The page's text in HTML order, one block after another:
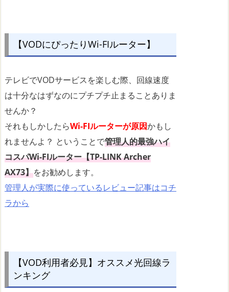
【VODにぴったりWi-FIルーター】
テレビでVODサービスを楽しむ際、回線速度
は十分なはずなのにプチプチ止まることありま
せんか？
それもしかしたらWi-FIルーターが原因かもし
れませんよ？ ということで管理人的最強ハイ
コスパWi-FIルーター【TP-LINK Archer
AX73】をお勧めします。
管理人が実際に使っているレビュー記事はコチ
ラから
【VOD利用者必見】オススメ光回線ラ
ンキング